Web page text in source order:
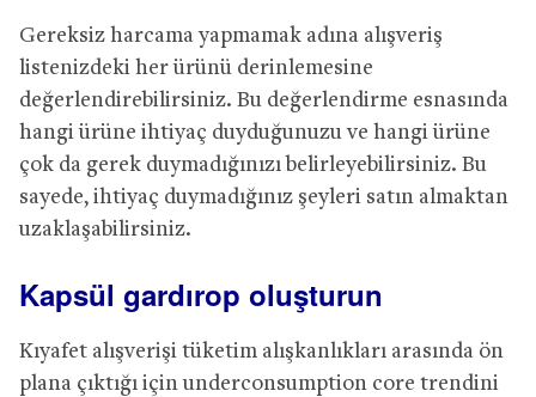
Gereksiz harcama yapmamak adına alışveriş
listenizdeki her ürünü derinlemesine
değerlendirebilirsiniz. Bu değerlendirme esnasında
hangi ürüne ihtiyaç duyduğunuzu ve hangi ürüne
çok da gerek duymadığınızı belirleyebilirsiniz. Bu
sayede, ihtiyaç duymadığınız şeyleri satın almaktan
uzaklaşabilirsiniz.
Kapsül gardırop oluşturun
Kıyafet alışverişi tüketim alışkanlıkları arasında ön
plana çıktığı için underconsumption core trendini